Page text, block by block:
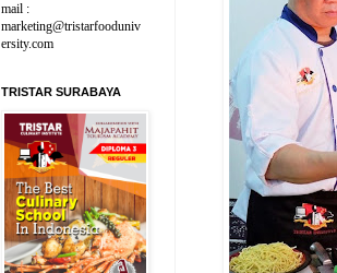
mail :
marketing@tristarfooduniv
ersity.com
TRISTAR SURABAYA